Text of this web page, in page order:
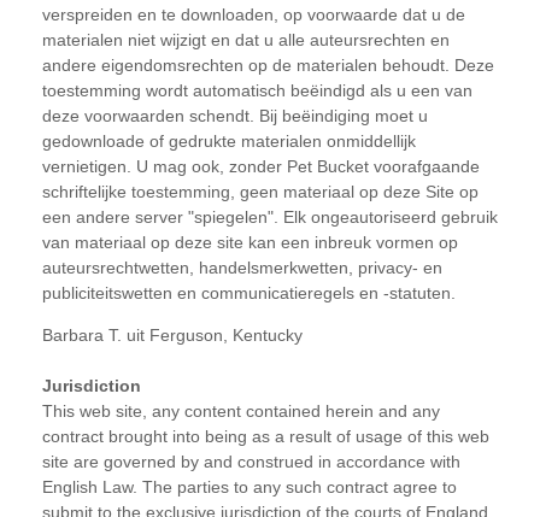
verspreiden en te downloaden, op voorwaarde dat u de
materialen niet wijzigt en dat u alle auteursrechten en
andere eigendomsrechten op de materialen behoudt. Deze
toestemming wordt automatisch beëindigd als u een van
deze voorwaarden schendt. Bij beëindiging moet u
gedownloade of gedrukte materialen onmiddellijk
vernietigen. U mag ook, zonder Pet Bucket voorafgaande
schriftelijke toestemming, geen materiaal op deze Site op
een andere server "spiegelen". Elk ongeautoriseerd gebruik
van materiaal op deze site kan een inbreuk vormen op
auteursrechtwetten, handelsmerkwetten, privacy- en
publiciteitswetten en communicatieregels en -statuten.
Barbara T. uit Ferguson, Kentucky
Jurisdiction
This web site, any content contained herein and any
contract brought into being as a result of usage of this web
site are governed by and construed in accordance with
English Law. The parties to any such contract agree to
submit to the exclusive jurisdiction of the courts of England